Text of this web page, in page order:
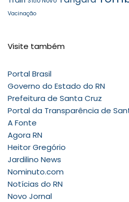
Vacinação
Visite também
Portal Brasil
Governo do Estado do RN
Prefeitura de Santa Cruz
Portal da Transparência de
A Fonte
Agora RN
Heitor Gregório
Jardilino News
Nominuto.com
Notícias do RN
Novo Jornal